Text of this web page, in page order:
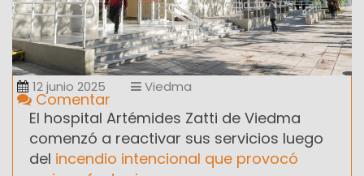
12 junio 2025 Viedma
Comentar
El hospital Artémides Zatti de Viedma
comenzó a reactivar sus servicios luego
del incendio intencional que provocó